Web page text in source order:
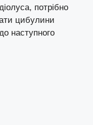
потрібно
цибулини
наступного